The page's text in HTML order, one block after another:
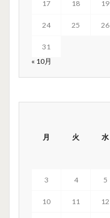
17 18 19
24 25 26
31
« 10月
月 火 水
3 4 5
10 11 12